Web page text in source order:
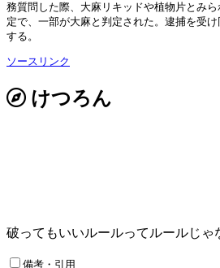
務質問した際、大麻リキッドや植物片とみ
定で、一部が大麻と判定された。逮捕を受
する。
ソースリンク
けつろん
破ってもいいルールってルールじゃ
備考・引用